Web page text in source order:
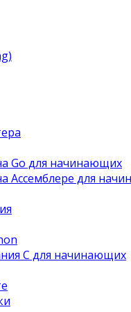
Go для начинающих
Ассемблере для
С для начинающих